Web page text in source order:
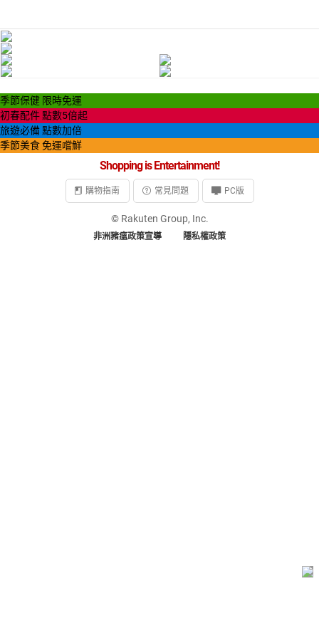
季節保健 限時免運
初春配件 點數5倍起
旅遊必備 點數加倍
季節美食 免運嚐鮮
Shopping is Entertainment!
購物指南 常見問題 PC版
© Rakuten Group, Inc.
非洲豬瘟政策宣導 隱私權政策